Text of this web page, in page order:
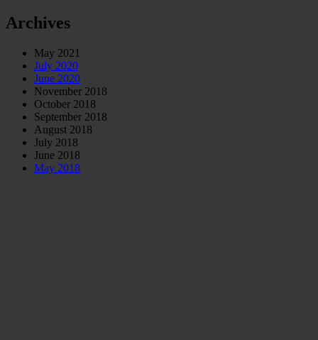
Archives
May 2021
July 2020
June 2020
November 2018
October 2018
September 2018
August 2018
July 2018
June 2018
May 2018